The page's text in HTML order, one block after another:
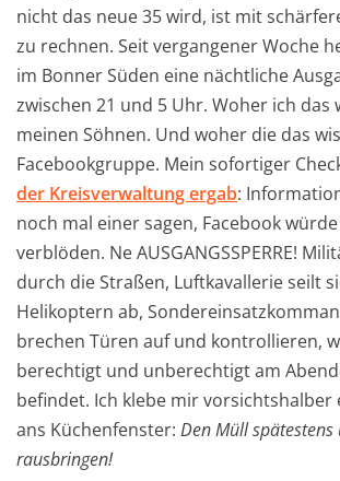
nicht das neue 35 wird, ist mit
zu rechnen. Seit vergangener Woche
im Bonner Süden eine nächtliche
zwischen 21 und 5 Uhr. Woher ich das
meinen Söhnen. Und woher die das
Facebookgruppe. Mein sofortiger
der Kreisverwaltung ergab:
noch mal einer sagen, Facebook
verblöden. Ne AUSGANGSSPERRE!
durch die Straßen, Luftkavallerie seilt
Helikoptern ab,
brechen Türen auf und kontrollieren,
berechtigt und unberechtigt am
befindet. Ich klebe mir vorsichtshalber
ans Küchenfenster: Den Müll
rausbringen!